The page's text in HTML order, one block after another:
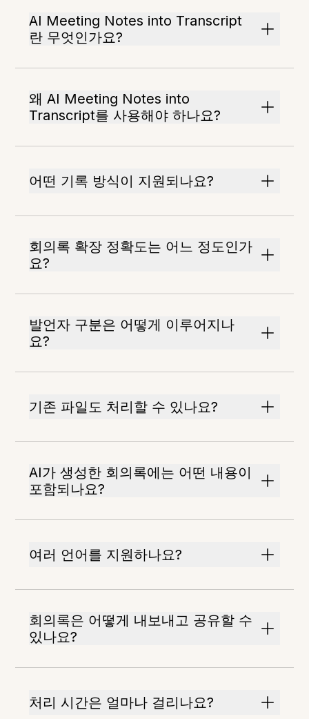
AI Meeting Notes into Transcript
란 무엇인가요?
왜 AI Meeting Notes into
Transcript를 사용해야 하나요?
어떤 기록 방식이 지원되나요?
회의록 확장 정확도는 어느 정도인가
요?
발언자 구분은 어떻게 이루어지나
요?
기존 파일도 처리할 수 있나요?
AI가 생성한 회의록에는 어떤 내용이
포함되나요?
여러 언어를 지원하나요?
회의록은 어떻게 내보내고 공유할 수
있나요?
처리 시간은 얼마나 걸리나요?